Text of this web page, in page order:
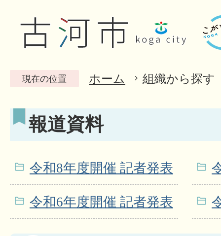
現在の位置 ホーム 組織から探す
報道資料
令和8年度開催 記者発表
令和6年度開催 記者発表